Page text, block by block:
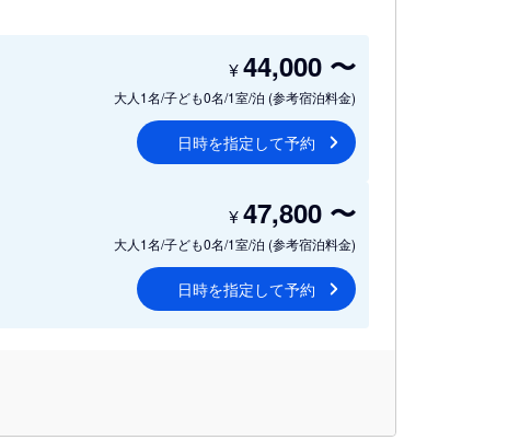
大人1名/子ども0名/1室/泊 (参考宿泊料金)
¥44,000 〜
日時を指定して予約
大人1名/子ども0名/1室/泊 (参考宿泊料金)
¥47,800 〜
日時を指定して予約